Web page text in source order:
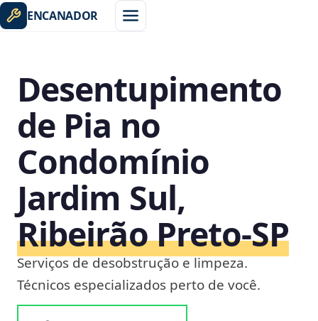
ENCANADOR
Desentupimento
de Pia no
Condomínio
Jardim Sul,
Ribeirão Preto‑SP
Serviços de desobstrução e limpeza.
Técnicos especializados perto de você.